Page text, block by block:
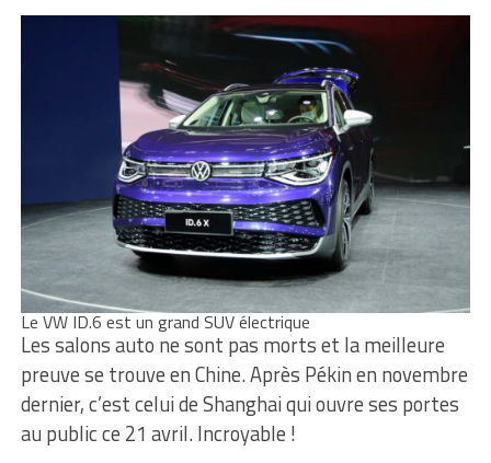
Le VW ID.6 est un grand SUV électrique
Les salons auto ne sont pas morts et la meilleure
preuve se trouve en Chine. Après Pékin en novembre
dernier, c’est celui de Shanghai qui ouvre ses portes
au public ce 21 avril. Incroyable !